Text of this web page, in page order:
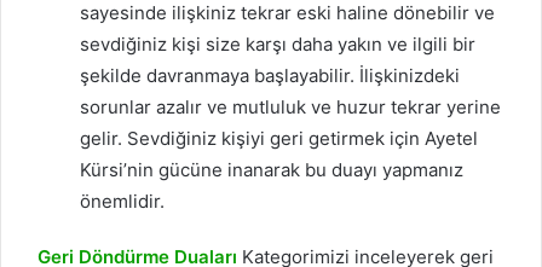
sayesinde ilişkiniz tekrar eski haline dönebilir ve
sevdiğiniz kişi size karşı daha yakın ve ilgili bir
şekilde davranmaya başlayabilir. İlişkinizdeki
sorunlar azalır ve mutluluk ve huzur tekrar yerine
gelir. Sevdiğiniz kişiyi geri getirmek için Ayetel
Kürsi’nin gücüne inanarak bu duayı yapmanız
önemlidir.
Geri Döndürme Duaları Kategorimizi inceleyerek geri